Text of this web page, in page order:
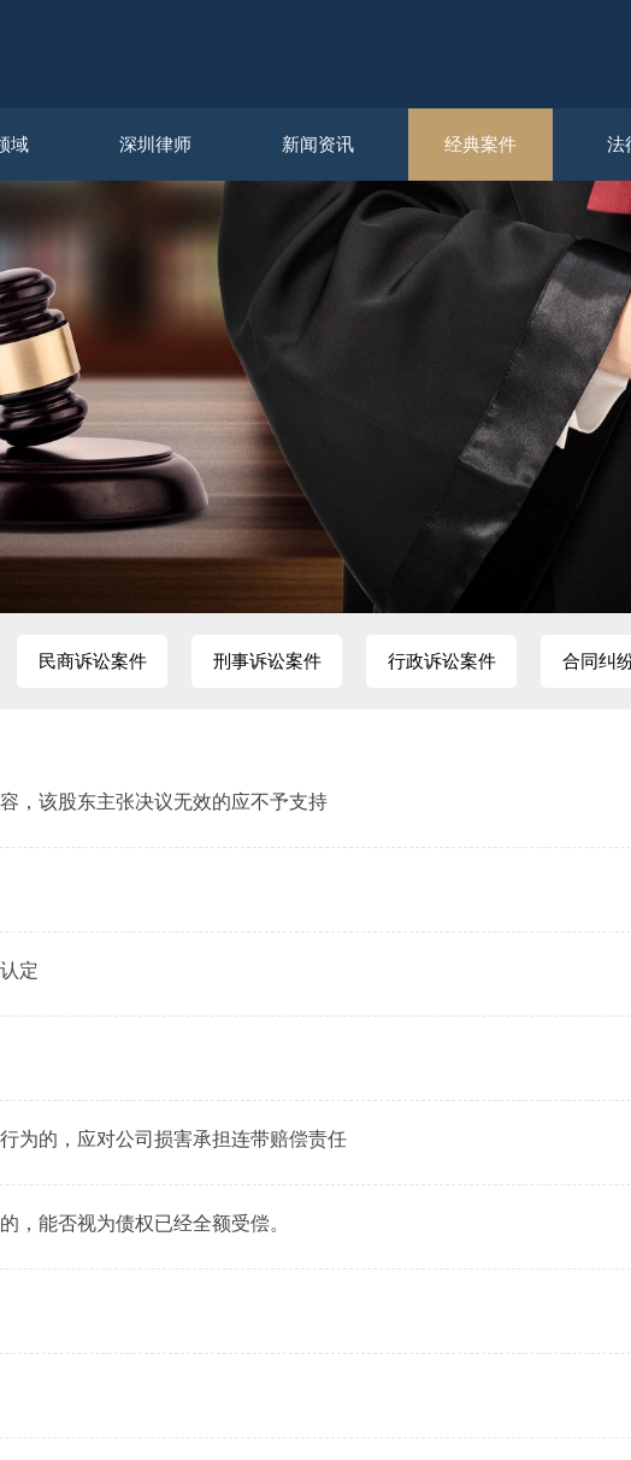
域 深圳律师 新闻资讯 经典案件 法
民商诉讼案件 刑事诉讼案件 行政诉讼案件 合同纠
，该股东主张决议无效的应不予支持
定
为的，应对公司损害承担连带赔偿责任
，能否视为债权已经全额受偿。